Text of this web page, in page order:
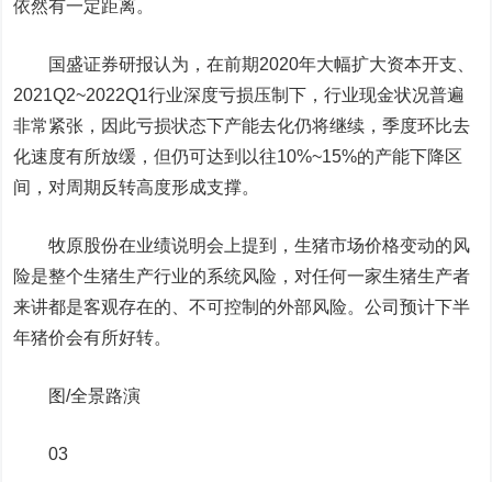
依然有一定距离。
国盛证券研报认为，在前期2020年大幅扩大资本开支、
2021Q2~2022Q1行业深度亏损压制下，行业现金状况普遍
非常紧张，因此亏损状态下产能去化仍将继续，季度环比去
化速度有所放缓，但仍可达到以往10%~15%的产能下降区
间，对周期反转高度形成支撑。
牧原股份在业绩说明会上提到，生猪市场价格变动的风
险是整个生猪生产行业的系统风险，对任何一家生猪生产者
来讲都是客观存在的、不可控制的外部风险。公司预计下半
年猪价会有所好转。
图/全景路演
03